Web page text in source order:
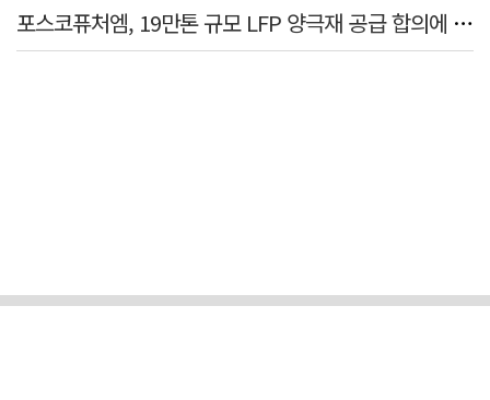
포스코퓨처엠, 19만톤 규모 LFP 양극재 공급 합의에 3%대 강세